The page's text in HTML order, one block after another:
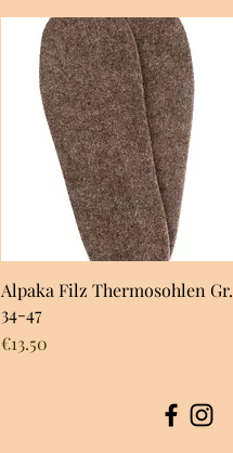
Quick View
Alpaka Filz Thermosohlen Gr.
34-47
Price
€13.50